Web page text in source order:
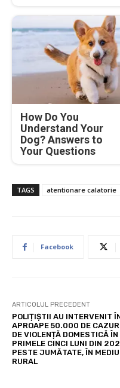
How Do You
Understand Your
Dog? Answers to
Your Questions
TAGS atentionare calatorie
Facebook
ARTICOLUL PRECEDENT
POLIȚIȘTII AU INTERVENIT
APROAPE 50.000 DE
DE VIOLENȚĂ DOMESTICĂ ÎN
PRIMELE CINCI LUNI DIN
PESTE JUMĂTATE, ÎN
RURAL